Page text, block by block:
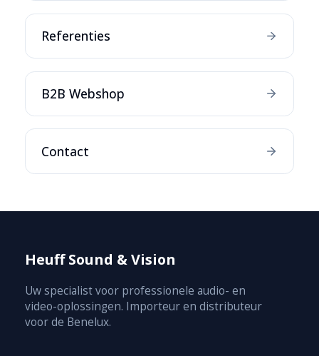
Referenties
B2B Webshop
Contact
Heuff Sound & Vision
Uw specialist voor professionele audio- en
video-oplossingen. Importeur en distributeur
voor de Benelux.